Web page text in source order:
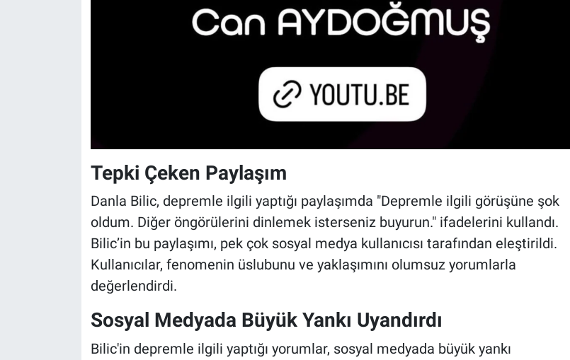
Tepki Çeken Paylaşım
Danla Bilic, depremle ilgili yaptığı paylaşımda "Depremle ilgili görüşüne şok
oldum. Diğer öngörülerini dinlemek isterseniz buyurun." ifadelerini kullandı.
Bilic’in bu paylaşımı, pek çok sosyal medya kullanıcısı tarafından eleştirildi.
Kullanıcılar, fenomenin üslubunu ve yaklaşımını olumsuz yorumlarla
değerlendirdi.
Sosyal Medyada Büyük Yankı Uyandırdı
Bilic'in depremle ilgili yaptığı yorumlar, sosyal medyada büyük yankı